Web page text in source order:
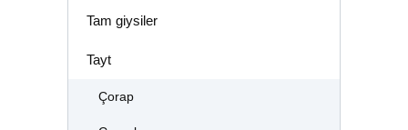
Tam giysiler
Tayt
Çorap